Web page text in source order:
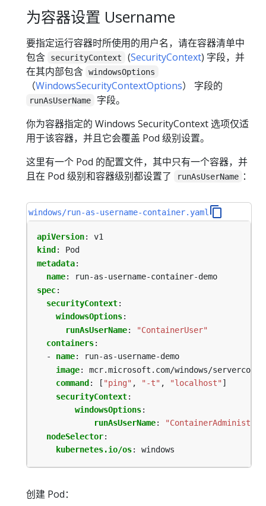
为容器设置 Username
要指定运行容器时所使用的用户名，请在容器清单中
包含
securityContext (SecurityContext) 字段，并
在其内部包含 windowsOptions
（WindowsSecurityContextOptions） 字段的
runAsUserName
字段。
你为容器指定的 Windows SecurityContext 选项仅适
用于该容器，并且它会覆盖 Pod 级别设置。
这里有一个 Pod 的配置文件，其中只有一个容器，并
且在 Pod 级别和容器级别都设置了
runAsUserName ：
windows/run-as-username-container.yaml
apiVersion:
v1
kind :
Pod
metadata:
name:
run-as-username-container-demo
spec:
securityContext:
windowsOptions:
runAsUserName:
"ContainerUser"
containers:
- name:
run-as-username-demo
image:
mcr.microsoft.com/windows/
command : [ "ping" , "-t" , "localhost" ]
securityContext:
windowsOptions:
runAsUserName:
nodeSelector:
kubernetes.io/os: windows
创建 Pod：